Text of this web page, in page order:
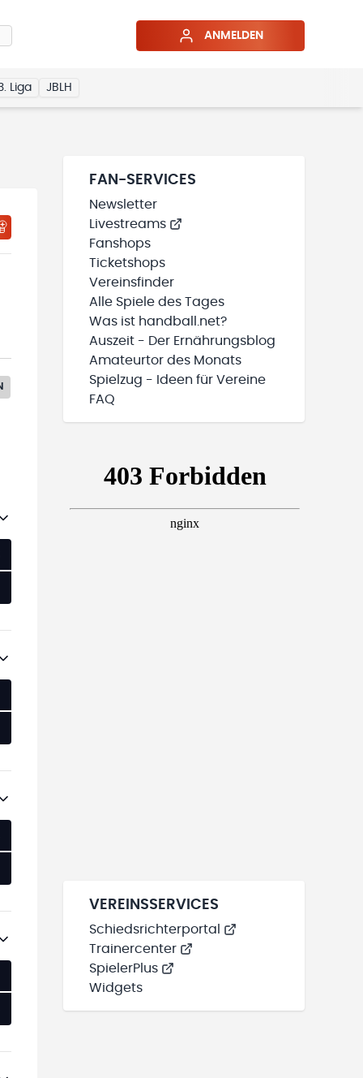
ANMELDEN
Liga JBLH
FAN-SERVICES
Newsletter
Livestreams
Fanshops
Ticketshops
Vereinsfinder
Alle Spiele des Tages
Was ist handball.net?
Auszeit - Der Ernährungsblog
Amateurtor des Monats
Spielzug - Ideen für Vereine
FAQ
VEREINSSERVICES
Schiedsrichterportal
Trainercenter
SpielerPlus
Widgets